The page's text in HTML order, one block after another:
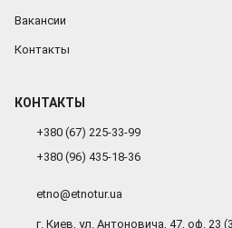
Вакансии
Контакты
КОНТАКТЫ
+380 (67) 225-33-99
+380 (96) 435-18-36
etno@etnotur.ua
г. Киев, ул. Антоновича, 47, оф. 23